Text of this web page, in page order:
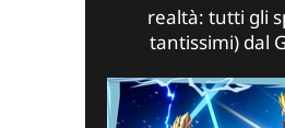
realtà: tutti gli
tantissimi) dal